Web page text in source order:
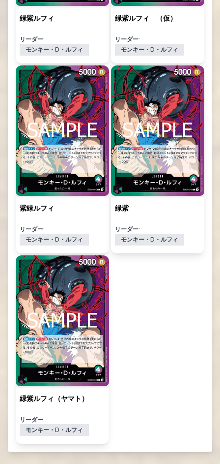
緑紫ルフィ
リーダー:
モンキー・D・ルフィ
緑紫ルフィ （仮）
リーダー:
モンキー・D・ルフィ
紫緑ルフィ
リーダー:
モンキー・D・ルフィ
緑紫
リーダー:
モンキー・D・ルフィ
緑紫ルフィ（ヤマト）
リーダー:
モンキー・D・ルフィ